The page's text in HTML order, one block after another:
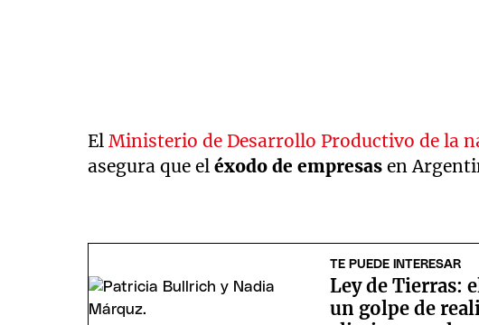
ElMinisterio de Desarrollo Productivo de la
asegura que eléxodo de empresasen
TE PUEDE INTERESAR
Ley de Tierras:
un golpe de